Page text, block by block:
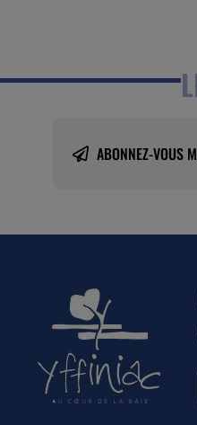
ABONNEZ-VOUS